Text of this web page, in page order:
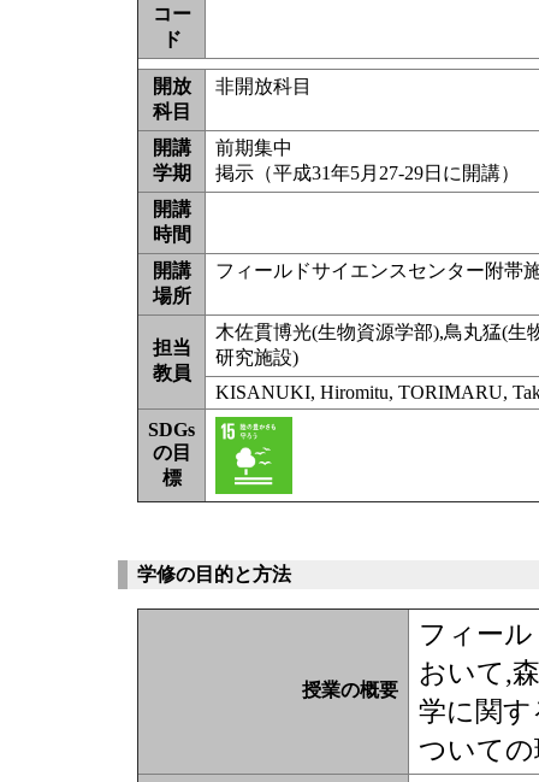
コー
ド
開放
科目
非開放科目
開講
学期
前期集中
掲示（平成31年5月27-29日に開講）
開講
時間
開講
場所
フィールドサイエンスセンター附帯
担当
教員
木佐貫博光(生物資源学部),鳥丸猛(生
研究施設)
KISANUKI, Hiromitu, TORIMARU,
SDGs
の目
標
学修の目的と方法
授業の概要
フィー
おいて,
学に関す
ついて